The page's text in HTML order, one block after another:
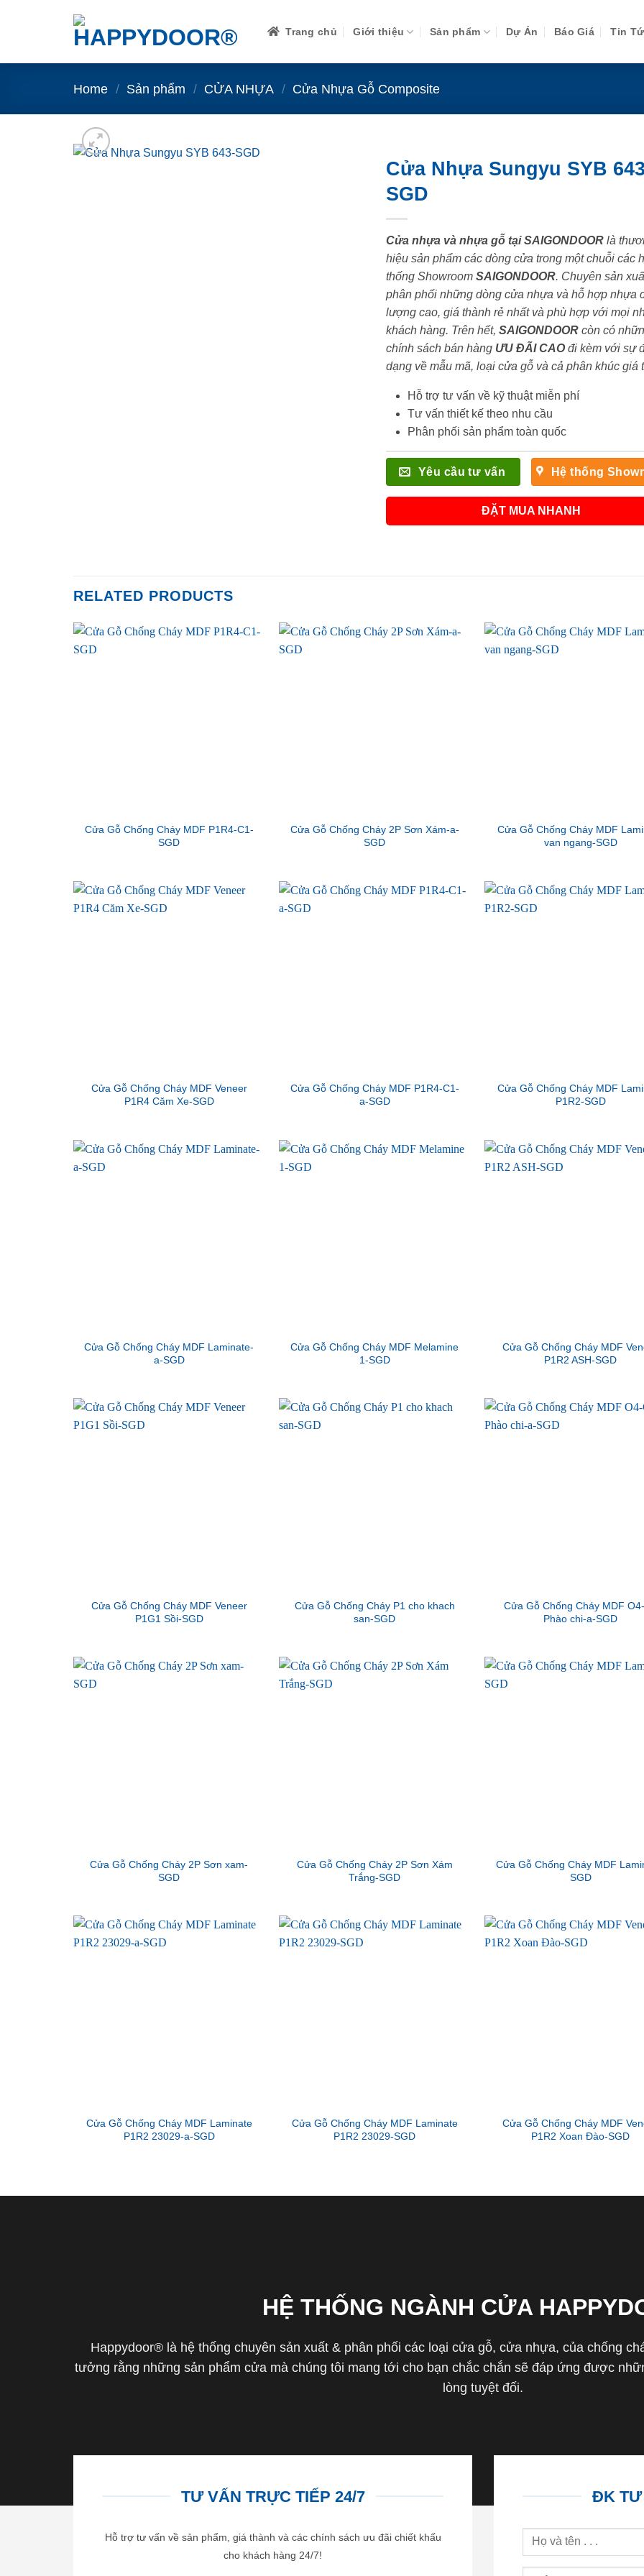
Trang chủ Giới thiệu Sản phẩm Dự Án Báo Giá Tin
Home / Sản phẩm / CỬA NHỰA / Cửa Nhựa Gỗ Composite
Cửa Nhựa Sungyu SYB
SGD
Cửa nhựa và nhựa gỗ tại SAIGONDOORlà
hiệu sản phẩm các dòng cửa trong một chuỗi các
thống Showroom SAIGONDOOR. Chuyên sản
phân phối những dòng cửa nhựa và hỗ hợp nhựa
lượng cao, giá thành rẻ nhất và phù hợp với mọi
khách hàng. Trên hết, SAIGONDOORcòn có
chính sách bán hàng ƯU ĐÃI CAOđi kèm với sự
dạng về mẫu mã, loại cửa gỗ và cả phân khúc giá
Hỗ trợ tư vấn về kỹ thuật miễn phí
Tư vấn thiết kế theo nhu cầu
Phân phối sản phẩm toàn quốc
Yêu cầu tư vấn Hệ thống
ĐẶT MUA NHANH
RELATED PRODUCTS
Cửa Gỗ Chống Cháy MDF P1R4-C1-
SGD
Cửa Gỗ Chống Cháy 2P Sơn Xám-a-
SGD
Cửa Gỗ Chống Cháy MDF
van ngang-SGD
Cửa Gỗ Chống Cháy MDF Veneer
P1R4 Căm Xe-SGD
Cửa Gỗ Chống Cháy MDF P1R4-C1-
a-SGD
Cửa Gỗ Chống Cháy MDF
P1R2-SGD
Cửa Gỗ Chống Cháy MDF Laminate-
a-SGD
Cửa Gỗ Chống Cháy MDF Melamine
1-SGD
Cửa Gỗ Chống Cháy MDF
P1R2 ASH-SGD
Cửa Gỗ Chống Cháy MDF Veneer
P1G1 Sồi-SGD
Cửa Gỗ Chống Cháy P1 cho khach
san-SGD
Cửa Gỗ Chống Cháy MDF
Phào chi-a-SGD
Cửa Gỗ Chống Cháy 2P Sơn xam-
SGD
Cửa Gỗ Chống Cháy 2P Sơn Xám
Trắng-SGD
Cửa Gỗ Chống Cháy MDF
SGD
Cửa Gỗ Chống Cháy MDF Laminate
P1R2 23029-a-SGD
Cửa Gỗ Chống Cháy MDF Laminate
P1R2 23029-SGD
Cửa Gỗ Chống Cháy MDF
P1R2 Xoan Đào-SGD
HỆ THỐNG NGÀNH CỬA
Happydoor® là hệ thống chuyên sản xuất & phân phối các loại cửa gỗ, cửa nhựa, của chống
tưởng rằng những sản phẩm cửa mà chúng tôi mang tới cho bạn chắc chắn sẽ đáp ứng được
lòng tuyệt đối.
TƯ VẤN TRỰC TIẾP 24/7
Hỗ trợ tư vấn về sản phẩm, giá thành và các chính sách ưu đãi chiết khấu
cho khách hàng 24/7!
ĐK TƯ